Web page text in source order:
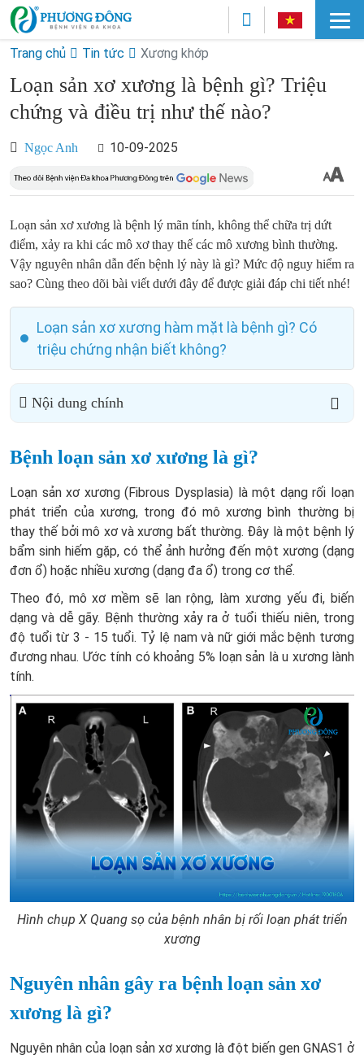
Trang chủ Tin tức Xương khớp
Loạn sản xơ xương là bệnh gì? Triệu
chứng và điều trị như thế nào?
Ngọc Anh 10-09-2025
Loạn sản xơ xương là bệnh lý mãn tính, không thể chữa trị dứt
điểm, xảy ra khi các mô xơ thay thế các mô xương bình thường.
Vậy nguyên nhân dẫn đến bệnh lý này là gì? Mức độ nguy hiểm ra
sao? Cùng theo dõi bài viết dưới đây để được giải đáp chi tiết nhé!
Loạn sản xơ xương hàm mặt là bệnh gì? Có
triệu chứng nhận biết không?
Nội dung chính
Bệnh loạn sản xơ xương là gì?
Loạn sản xơ xương (Fibrous Dysplasia) là một dạng rối loạn
phát triển của xương, trong đó mô xương bình thường bị
thay thế bởi mô xơ và xương bất thường. Đây là một bệnh lý
bẩm sinh hiếm gặp, có thể ảnh hưởng đến một xương (dạng
đơn ổ) hoặc nhiều xương (dạng đa ổ) trong cơ thể.
Theo đó, mô xơ mềm sẽ lan rộng, làm xương yếu đi, biến
dạng và dễ gãy. Bệnh thường xảy ra ở tuổi thiếu niên, trong
độ tuổi từ 3 - 15 tuổi. Tỷ lệ nam và nữ giới mắc bệnh tương
đương nhau. Ước tính có khoảng 5% loạn sản là u xương lành
tính.
Hình chụp X Quang sọ của bệnh nhân bị rối loạn phát triển
xương
Nguyên nhân gây ra bệnh loạn sản xơ
xương là gì?
Nguyên nhân của loạn sản xơ xương là đột biến gen GNAS1 ở